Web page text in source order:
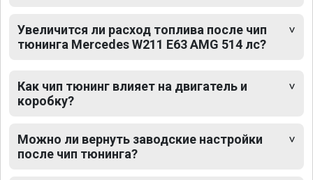
Увеличится ли расход топлива после чип
тюнинга Mercedes W211 E63 AMG 514 лс?
Как чип тюнинг влияет на двигатель и
коробку?
Можно ли вернуть заводские настройки
после чип тюнинга?